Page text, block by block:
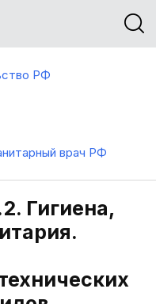
РФ
врач РФ
Гигиена,